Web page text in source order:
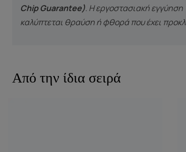
Chip Guarantee). Η εργοστασιακή εγγύηση
καλύπτεται θραύση ή φθορά που έχει
Από την ίδια σειρά